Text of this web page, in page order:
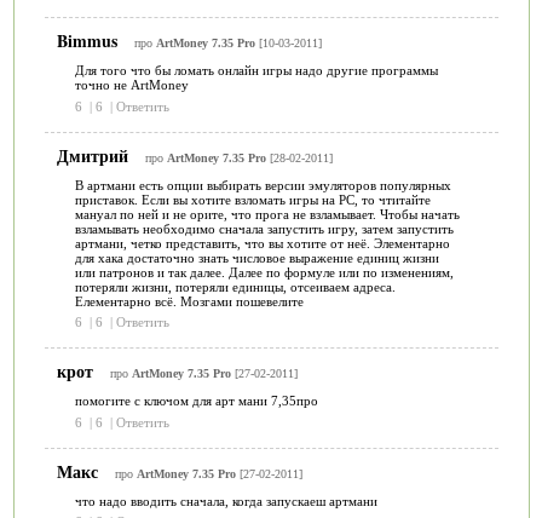
Bimmus про ArtMoney 7.35 Pro[10-03-2011]
Для того что бы ломать онлайн игры надо другие программы
точно не ArtMoney
6
| 6 | Ответить
Дмитрий про ArtMoney 7.35 Pro[28-02-2011]
В артмани есть опции выбирать версии эмуляторов популярных
приставок. Если вы хотите взломать игры на РС, то чтитайте
мануал по ней и не орите, что прога не взламывает. Чтобы начать
взламывать необходимо сначала запустить игру, затем запустить
артмани, четко представить, что вы хотите от неё. Элементарно
для хака достаточно знать числовое выражение единиц жизни
или патронов и так далее. Далее по формуле или по изменениям,
потеряли жизни, потеряли единицы, отсеиваем адреса.
Елементарно всё. Мозгами пошевелите
6
| 6 | Ответить
крот про ArtMoney 7.35 Pro[27-02-2011]
помогите с ключом для арт мани 7,35про
6
| 6 | Ответить
Макс про ArtMoney 7.35 Pro[27-02-2011]
что надо вводить сначала, когда запускаеш артмани